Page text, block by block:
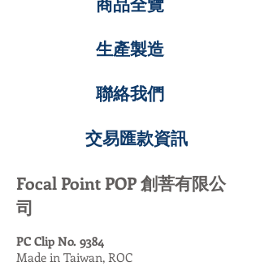
商品全覽
生產製造
聯絡我們
交易匯款資訊
Focal Point POP 創菩有限公
司
PC Clip No. 9384
Made in Taiwan, ROC